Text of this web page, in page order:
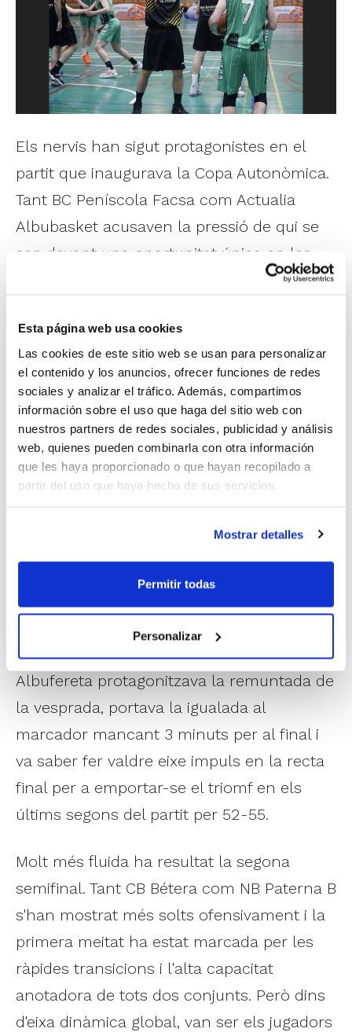
Esta página web usa cookies
Las cookies de este sitio web se usan para personalizar
el contenido y los anuncios, ofrecer funciones de redes
sociales y analizar el tráfico. Además, compartimos
información sobre el uso que haga del sitio web con
nuestros partners de redes sociales, publicidad y análisis
web, quienes pueden combinarla con otra información
que les haya proporcionado o que hayan recopilado a
partir del uso que haya hecho de sus servicios.
Mostrar detalles
Permitir todas
Personalizar
Els nervis han sigut protagonistes en el
partit que inaugurava la Copa Autonòmica.
Tant BC Peníscola Facsa com Actualia
Albubasket acusaven la pressió de qui se
sap davant una oportunitat única en les
seues aspiracions esportives. Per a mostra,
Albubasket durant la primera meitat, un 0
de 18 en tirs de tres del qual BC Peníscola
Facsa no va saber traure rèdit per a
distanciar-se en el marcador. I és que els
nervis no feien distinció entre els uns i els
altres, per la qual cosa el desencert dels
alacantins no va poder ser aprofitat pels
Peníscola però amb la sensació que estava
tot per decidir. I de fet, Albubasket
Albufereta protagonitzava la remuntada de
la vesprada, portava la igualada al
marcador mancant 3 minuts per al final i
va saber fer valdre eixe impuls en la recta
final per a emportar-se el triomf en els
últims segons del partit per 52-55.
Molt més fluida ha resultat la segona
semifinal. Tant CB Bétera com NB Paterna B
s'han mostrat més solts ofensivament i la
primera meitat ha estat marcada per les
ràpides transicions i l'alta capacitat
anotadora de tots dos conjunts. Però dins
d'eixa dinàmica global, van ser els jugadors